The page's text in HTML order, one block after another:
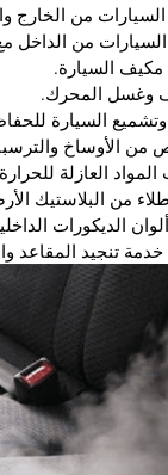
من الخارج
السيارات من الداخل
مكيف السيارة.
وغسل المحرك.
وتشميع السيارة
من الأوساخ
العازلة
من البلاستيك
الديكورات
خدمة تنجيد المقاعد